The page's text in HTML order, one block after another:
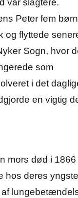
var slagtere.
Peter fem
og flyttede
Sogn, hvor
som
i det
en vigtig
mors død i
hos deres